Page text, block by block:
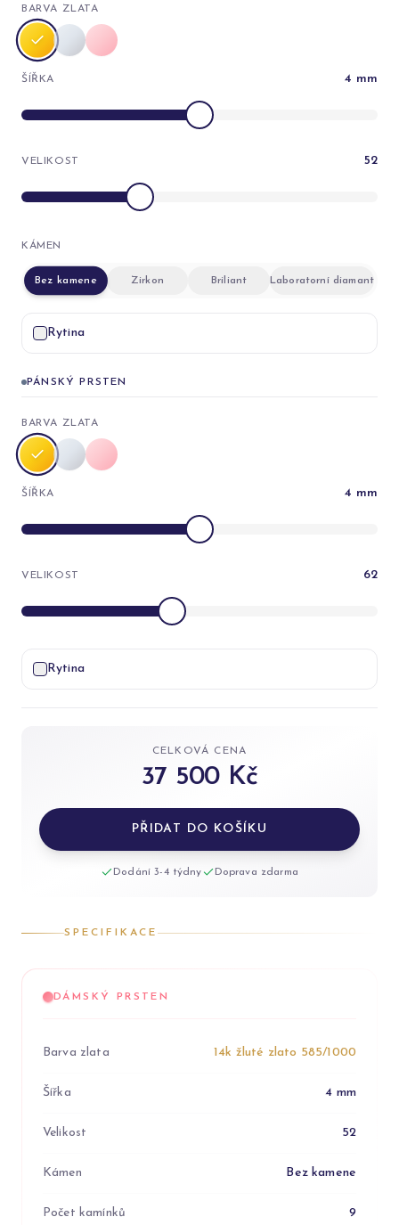
BARVA ZLATA
ŠÍŘKA 4 mm
VELIKOST 52
KÁMEN
Bez kamene Zirkon Briliant Laboratorní diamant
Rytina
PÁNSKÝ PRSTEN
BARVA ZLATA
ŠÍŘKA 4 mm
VELIKOST 62
Rytina
CELKOVÁ CENA
37 500 Kč
PŘIDAT DO KOŠÍKU
Dodání 3-4 týdny Doprava zdarma
SPECIFIKACE
DÁMSKÝ PRSTEN
Barva zlata 14k žluté zlato 585/1000
Šířka 4 mm
Velikost 52
Kámen Bez kamene
Počet kamínků 9